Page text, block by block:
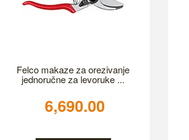
Felco makaze za orezivanje
jednoručne za levoruke ...
6,690.00